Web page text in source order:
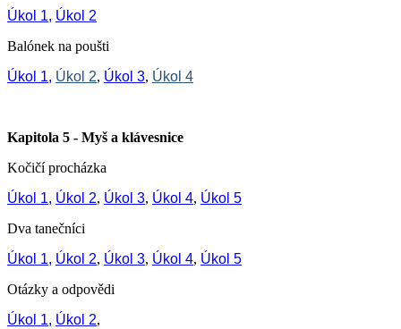
Úkol 1, Úkol 2
Balónek na poušti
Úkol 1, Úkol 2, Úkol 3, Úkol 4
Kapitola 5 - Myš a klávesnice
Kočičí procházka
Úkol 1, Úkol 2, Úkol 3, Úkol 4, Úkol 5
Dva tanečníci
Úkol 1, Úkol 2, Úkol 3, Úkol 4, Úkol 5
Otázky a odpovědi
Úkol 1, Úkol 2,